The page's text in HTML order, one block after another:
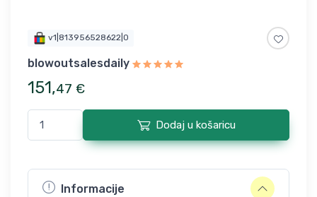
v1|813956528622|0
blowoutsalesdaily
151,47 €
Dodaj u košaricu
Informacije